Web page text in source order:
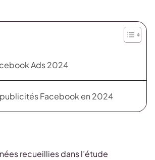
Ads 2024
Facebook en 2024
recueillies dans l’étude